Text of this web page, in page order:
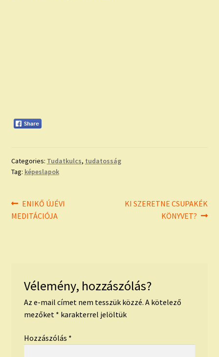
Categories: Tudatkulcs, tudatosság
Tag: képeslapok
Bejegyzés
navigáció
Previous
post:
ENIKŐ ÚJÉVI
MEDITÁCIÓJA
Next
KI SZERETNE CSUPAKÉK
KÖNYVET?
Vélemény, hozzászólás?
Az e-mail címet nem tesszük közzé. A kötelező
mezőket * karakterrel jelöltük
Hozzászólás *